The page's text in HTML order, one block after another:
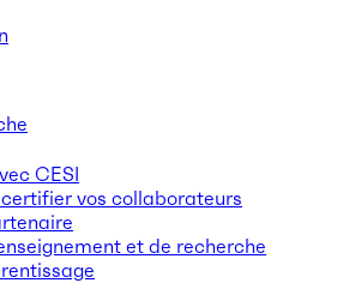
CESI
vos collaborateurs
et de recherche